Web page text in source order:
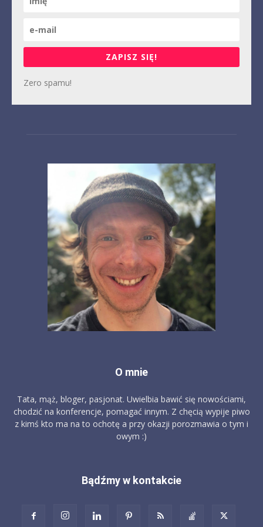
ZAPISZ SIĘ!
Zero spamu!
O mnie
Tata, mąż, bloger, pasjonat. Uwielbia bawić się nowościami,
chodzić na konferencje, pomagać innym. Z chęcią wypije piwo
z kimś kto ma na to ochotę a przy okazji porozmawia o tym i
owym :)
Bądźmy w kontakcie